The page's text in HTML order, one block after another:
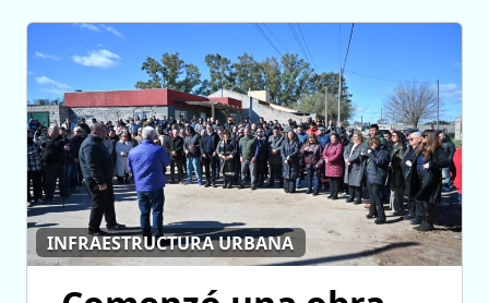
INFRAESTRUCTURA URBANA